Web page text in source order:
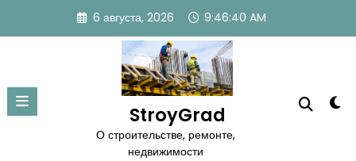
содержимому
6 августа, 2026 9:46:41 AM
StroyGrad
О строительстве, ремонте,
недвижимости